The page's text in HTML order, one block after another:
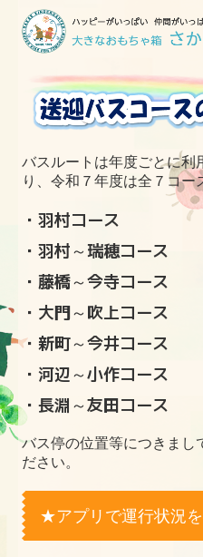
ホーム
園長メッセージ
子どもが育つヒミツ
わんぱくプロジェ
ほのぼのエピソード
入園のご案内
新二十歳の集い2025
バスルートは年度ごとに利
り、令和７年度は全７コー
・羽村コース
・羽村～瑞穂コース
・藤橋～今寺コース
・大門～吹上コース
・新町～今井コース
・河辺～小作コース
・長淵～友田コース
バス停の位置等につきまし
ださい。
★アプリで運行状況